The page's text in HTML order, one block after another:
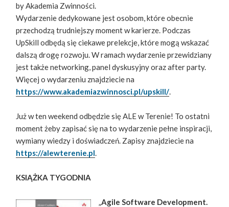
by Akademia Zwinności.
Wydarzenie dedykowane jest osobom, które obecnie
przechodzą trudniejszy moment w karierze. Podczas
UpSkill odbędą się ciekawe prelekcje, które mogą wskazać
dalszą drogę rozwoju. W ramach wydarzenie przewidziany
jest także networking, panel dyskusyjny oraz after party.
Więcej o wydarzeniu znajdziecie na
https://www.akademiazwinnosci.pl/upskill/
Już w ten weekend odbędzie się ALE w Terenie! To ostatni
moment żeby zapisać się na to wydarzenie pełne inspiracji,
wymiany wiedzy i doświadczeń. Zapisy znajdziecie na
https://alewterenie.pl
KSIĄŻKA TYGODNIA
Agile Software Development.